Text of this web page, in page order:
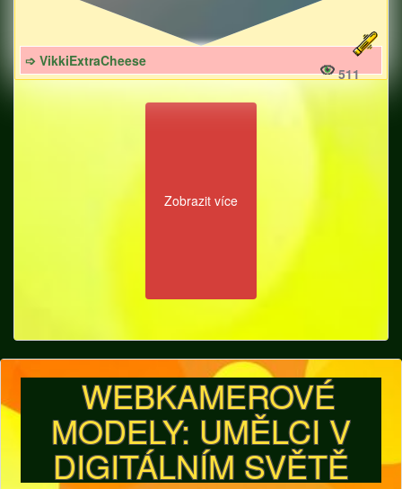
➩ VikkiExtraCheese
511
Zobrazit více
WEBKAMEROVÉ
MODELY: UMĚLCI V
DIGITÁLNÍM SVĚTĚ